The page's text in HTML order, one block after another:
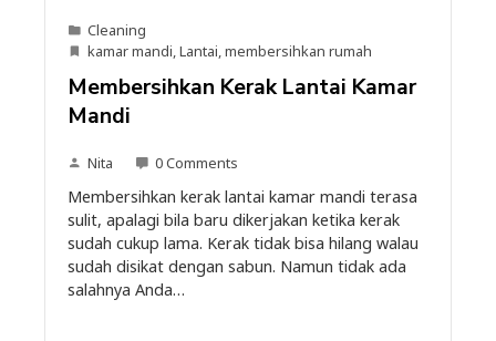
Cleaning
kamar mandi,Lantai,membersihkan rumah
Membersihkan Kerak Lantai Kamar
Mandi
Nita 0 Comments
Membersihkan kerak lantai kamar mandi terasa
sulit, apalagi bila baru dikerjakan ketika kerak
sudah cukup lama. Kerak tidak bisa hilang walau
sudah disikat dengan sabun. Namun tidak ada
salahnya Anda…